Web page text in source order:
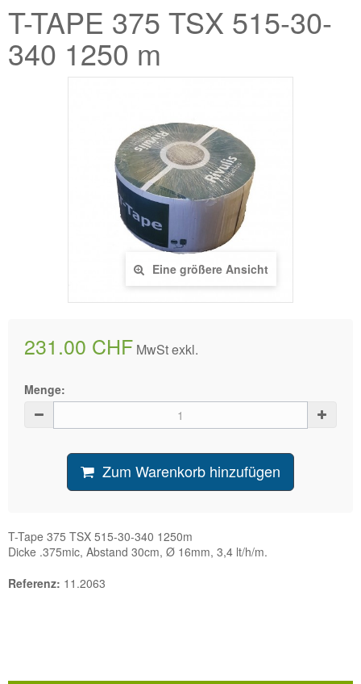
T-TAPE 375 TSX 515-30-
340 1250 m
Eine größere Ansicht
231.00 CHF MwSt exkl.
Menge:
Zum Warenkorb hinzufügen
T-Tape 375 TSX 515-30-340 1250m
Dicke .375mic, Abstand 30cm, Ø 16mm, 3,4 lt/h/m.
Referenz: 11.2063